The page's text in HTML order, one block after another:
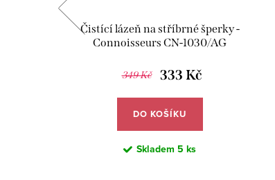
Čistící lázeň na stříbrné šperky -
Connoisseurs CN-1030/AG
349 Kč 333 Kč
DO KOŠÍKU
Skladem 5 ks